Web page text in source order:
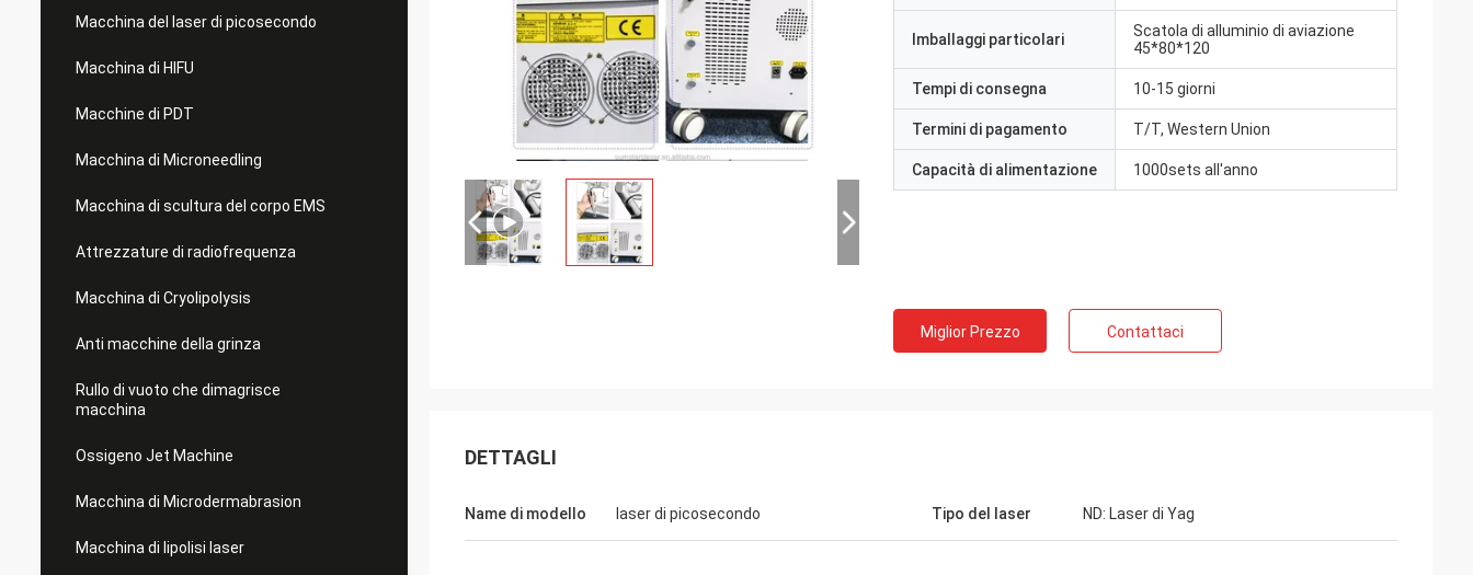
Macchina del laser di picosecondo
Macchina di HIFU
Macchine di PDT
Macchina di Microneedling
Macchina di scultura del corpo EMS
Attrezzature di radiofrequenza
Macchina di Cryolipolysis
Anti macchine della grinza
Rullo di vuoto che dimagrisce
macchina
Ossigeno Jet Machine
Macchina di Microdermabrasion
Macchina di lipolisi laser
Imballaggi particolari
Scatola di alluminio di aviazione
45*80*120
Tempi di consegna 10-15 giorni
Termini di pagamento T/T, Western Union
Capacità di alimentazione 1000sets all'anno
Miglior Prezzo Contattaci
DETTAGLI
Name di modello laser di picosecondo Tipo del laser ND: Laser di Yag